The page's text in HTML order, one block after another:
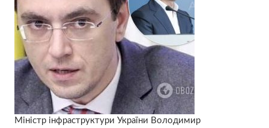
Міністр інфраструктури України Володимир